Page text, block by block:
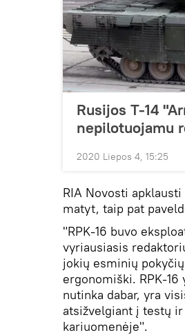
Rusijos T-14
nepilotuojamu
2020 Liepos 4, 15:25
RIA Novosti
matyt, taip pat
"RPK-16 buvo
vyriausiasis
jokių esminių
ergonomiški. RPK-
nutinka dabar, yra
atsižvelgiant į testų
kariuomenėje".